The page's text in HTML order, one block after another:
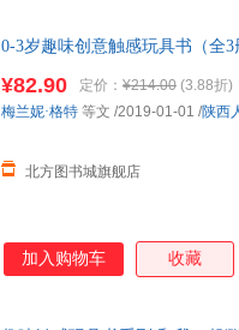
0-3岁趣味创意触感玩具书（全
¥82.90 定价： ¥214.00 (3.88折)
北方图书城旗舰店
梅兰妮·格特 等文 /2019-01-01 /陕西
加入购物车 收藏